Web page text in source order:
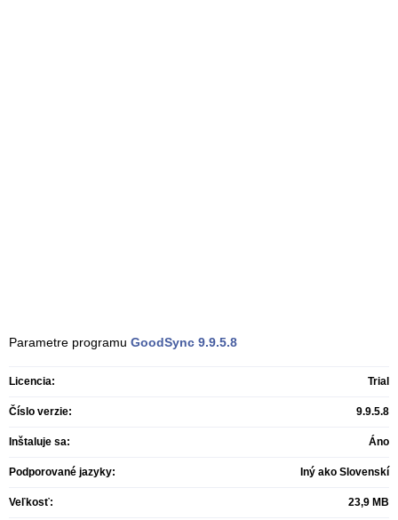
Parametre programu GoodSync 9.9.5.8
Licencia: Trial
Číslo verzie: 9.9.5.8
Inštaluje sa: Áno
Podporované jazyky: Iný ako Slovenskí
Veľkosť: 23,9 MB